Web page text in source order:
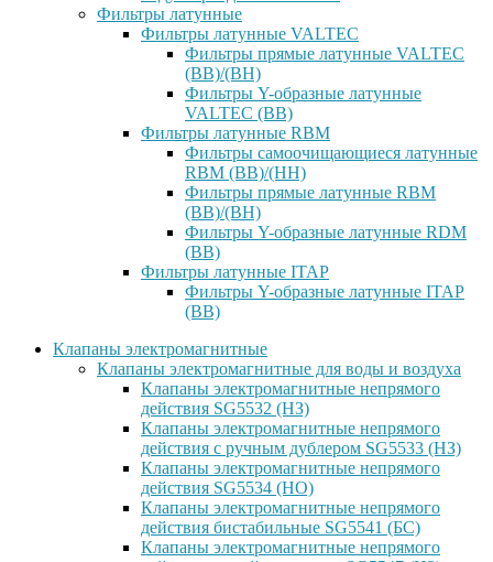
Фильтры латунные
Фильтры латунные VALTEC
Фильтры прямые латунные VALTEC
(ВВ)/(ВН)
Фильтры Y-образные латунные
VALTEC (ВВ)
Фильтры латунные RBM
Фильтры самоочищающиеся латунные
RBM (ВВ)/(НН)
Фильтры прямые латунные RBM
(ВВ)/(ВН)
Фильтры Y-образные латунные RDM
(ВВ)
Фильтры латунные ITAP
Фильтры Y-образные латунные ITAP
(ВВ)
Клапаны электромагнитные
Клапаны электромагнитные для воды и воздуха
Клапаны электромагнитные непрямого
действия SG5532 (НЗ)
Клапаны электромагнитные непрямого
действия с ручным дублером SG5533 (НЗ)
Клапаны электромагнитные непрямого
действия SG5534 (НО)
Клапаны электромагнитные непрямого
действия бистабильные SG5541 (БС)
Клапаны электромагнитные непрямого